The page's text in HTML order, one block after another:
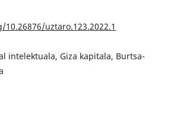
uztaro.123.2022.1
intelektuala, Giza kapitala, Burtsa-